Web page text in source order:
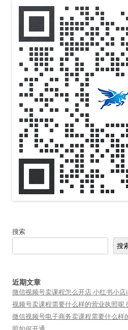
搜索
搜
近期文章
微信视频号卖课程怎么开店 小红书小
视频号卖课程需要什么样的营业执照呢
微信视频号电子商务卖课程需要什么样